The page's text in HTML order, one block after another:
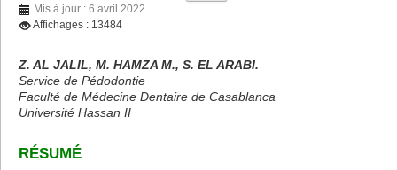
Mis à jour : 6 avril 2022
Affichages : 13484
Z. AL JALIL, M. HAMZA M., S. EL ARABI.
Service de Pédodontie
Faculté de Médecine Dentaire de Casablanca
Université Hassan II
RÉSUMÉ